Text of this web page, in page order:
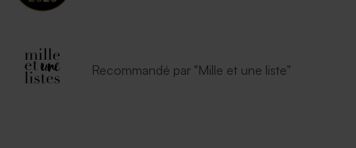
Recommandé par "Mille et une liste"